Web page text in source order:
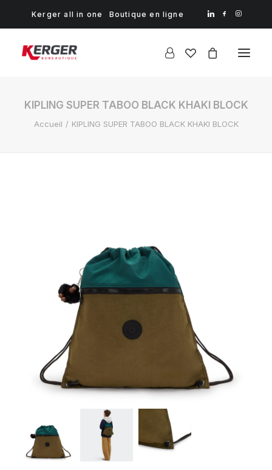
Kerger all in one Boutique en ligne
KIPLING SUPER TABOO BLACK KHAKI BLOCK
Accueil KIPLING SUPER TABOO BLACK KHAKI BLOCK